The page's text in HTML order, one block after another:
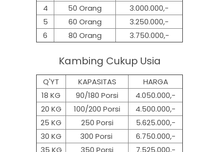
4
50 Orang
3.000.000,-
5
60 Orang
3.250.000,-
6
80 Orang 3.750.000,-
Kambing Cukup Usia
Q'YT KAPASITAS
HARGA
18 KG
90/180 Porsi
4.050.000,-
20 KG
100/200 Porsi
4.500.000,-
25 KG
250 Porsi
5.625.000,-
30 KG
300 Porsi
6.750.000,-
35 KG
350 Porsi
7.525.000,-